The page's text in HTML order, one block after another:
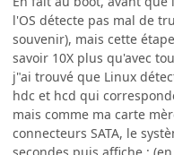
l'OS détecte pas mal de
souvenir), mais cette
savoir 10X plus qu'avec
j"ai trouvé que Linux
hdc et hcd qui
mais comme ma carte
connecteurs SATA, le